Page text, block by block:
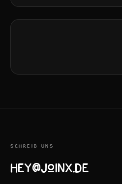
SCHREIB UNS
hey@joinx.de